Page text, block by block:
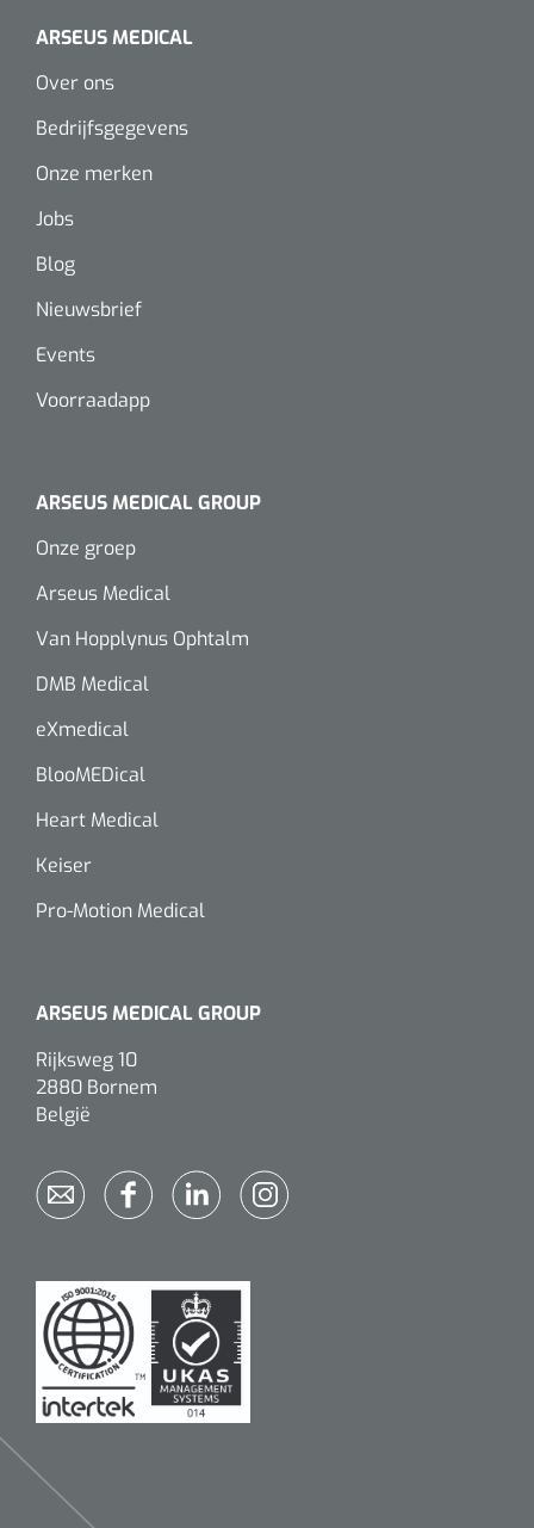
ARSEUS MEDICAL
Over ons
Bedrijfsgegevens
Onze merken
Jobs
Blog
Nieuwsbrief
Events
Voorraadapp
ARSEUS MEDICAL GROUP
Onze groep
Arseus Medical
Van Hopplynus Ophtalm
DMB Medical
eXmedical
BlooMEDical
Heart Medical
Keiser
Pro-Motion Medical
ARSEUS MEDICAL GROUP
Rijksweg 10
2880 Bornem
België